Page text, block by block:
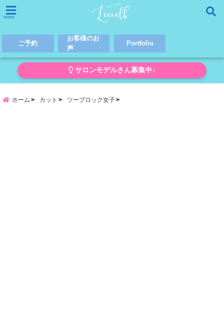
menu
ご予約
お客様のお
声
Portfolio
サロンモデルさん募集中♪
ホーム カット ツーブロック女子